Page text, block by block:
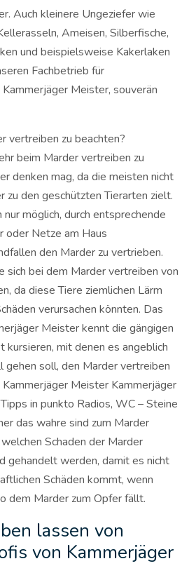
Auch kleinere Ungeziefer wie
Ameisen, Silberfische,
und beispielsweise Kakerlaken
Fachbetrieb für
Meister, souverän
vertreiben zu beachten?
beim Marder vertreiben zu
denken mag, da die meisten nicht
zu den geschützten Tierarten zielt.
möglich, durch entsprechende
oder Netze am Haus
den Marder zu vertrieben.
sich bei dem Marder vertreiben von
da diese Tiere ziemlichen Lärm
verursachen könnten. Das
Meister kennt die gängigen
kursieren, mit denen es angeblich
gehen soll, den Marder vertreiben
Kammerjäger Meister Kammerjäger
in punkto Radios, WC – Steine
das wahre sind zum Marder
Schaden der Marder
gehandelt werden, damit es nicht
Schäden kommt, wenn
dem Marder zum Opfer fällt.
lassen von
von Kammerjäger